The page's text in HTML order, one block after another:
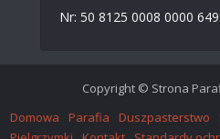
Nr: 50 8125 0008 0000
Copyright © Strona
Domowa
Parafia Duszpasterstwo